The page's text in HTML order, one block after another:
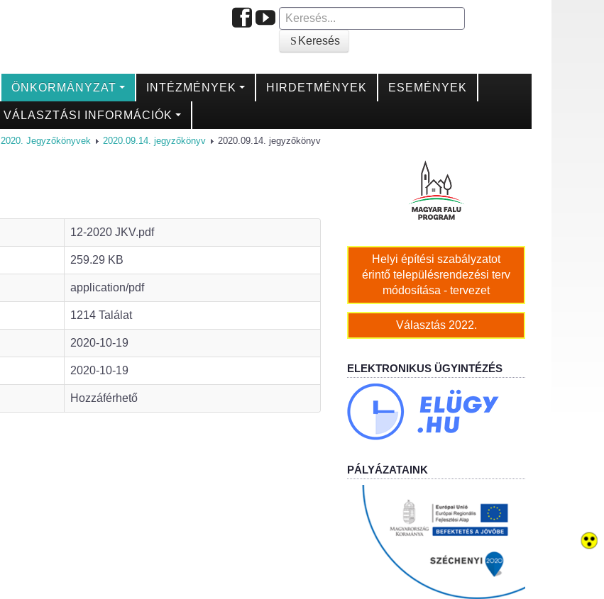
Keresés
ÖNKORMÁNYZAT INTÉZMÉNYEK HIRDETMÉNYEK ESEMÉNYEK
VÁLASZTÁSI INFORMÁCIÓK
2020. Jegyzőkönyvek 2020.09.14. jegyzőkönyv 2020.09.14. jegyzőkönyv
12-2020 JKV.pdf
259.29 KB
application/pdf
1214 Találat
2020-10-19
2020-10-19
Hozzáférhető
Helyi építési szabályzatot
érintő településrendezési terv
módosítása - tervezet
Választás 2022.
ELEKTRONIKUS ÜGYINTÉZÉS
PÁLYÁZATAINK